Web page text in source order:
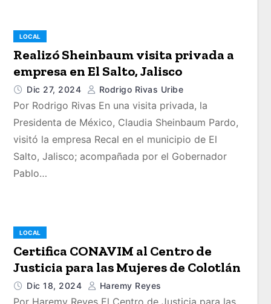
LOCAL
Realizó Sheinbaum visita privada a
empresa en El Salto, Jalisco
Dic 27, 2024 Rodrigo Rivas Uribe
Por Rodrigo Rivas En una visita privada, la
Presidenta de México, Claudia Sheinbaum Pardo,
visitó la empresa Recal en el municipio de El
Salto, Jalisco; acompañada por el Gobernador
Pablo…
LOCAL
Certifica CONAVIM al Centro de
Justicia para las Mujeres de Colotlán
Dic 18, 2024 Haremy Reyes
Por Haremy Reyes El Centro de Justicia para las